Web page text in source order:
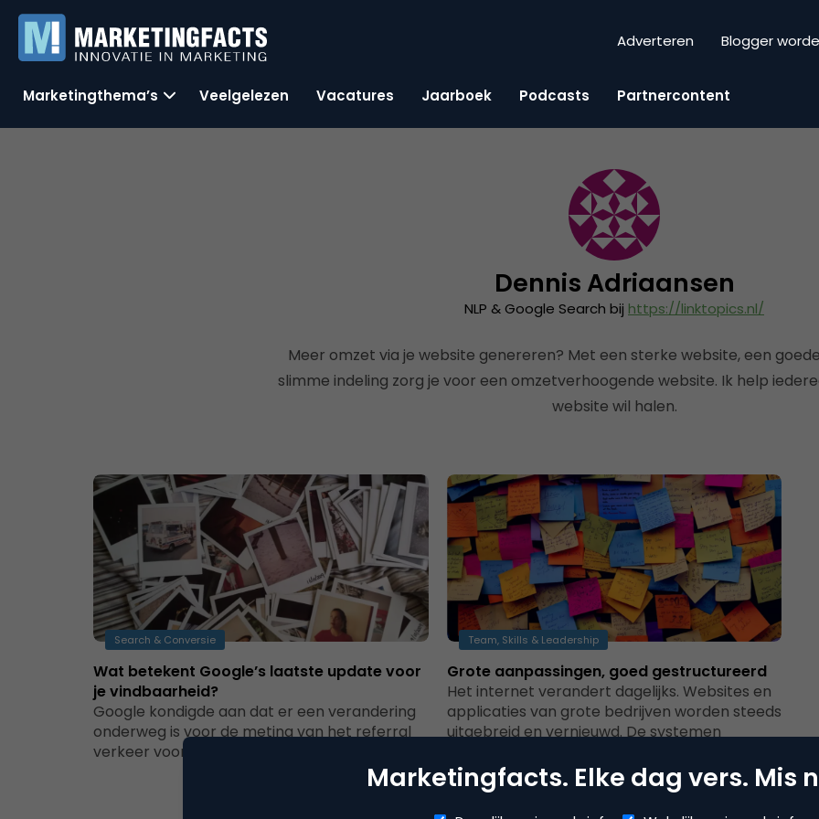
Adverteren Blogger
Marketingthema’s Veelgelezen Vacatures Jaarboek Podcasts Partnercontent
Dennis Adriaansen
NLP & Google Search bij https://linktopics.nl/
Meer omzet via je website genereren? Met een sterke website, een
slimme indeling zorg je voor een omzetverhoogende website. Ik help
website wil halen.
Search & Conversie
Wat betekent Google’s laatste update voor
je vindbaarheid?
Google kondigde aan dat er een verandering
onderweg is voor de meting van het referral
verkeer voor je website. Google…
Team, Skills & Leadership
Grote aanpassingen, goed gestructureerd
Het internet verandert dagelijks. Websites en
applicaties van grote bedrijven worden steeds
uitgebreid en vernieuwd. De systemen
Marketingfacts. Elke dag vers. Mis